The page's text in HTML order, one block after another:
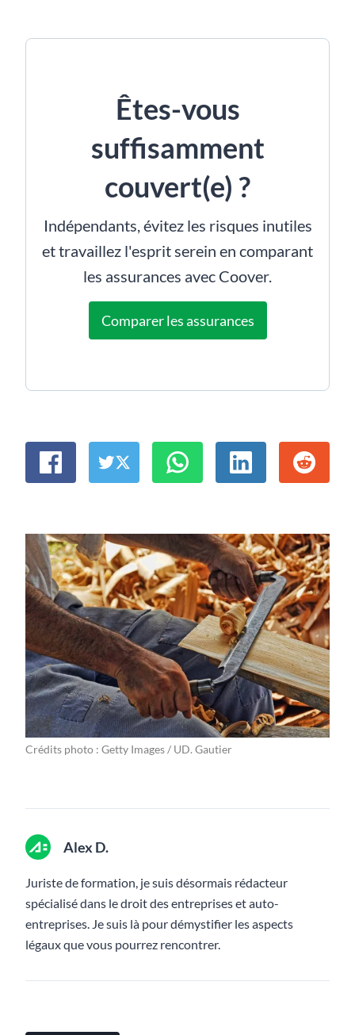
Êtes-vous
suffisamment
couvert(e) ?
Indépendants, évitez les risques inutiles
et travaillez l'esprit serein en comparant
les assurances avec Coover.
Comparer les assurances
Crédits photo : Getty Images / UD. Gautier
Alex D.
Juriste de formation, je suis désormais rédacteur
spécialisé dans le droit des entreprises et auto-
entreprises. Je suis là pour démystifier les aspects
légaux que vous pourrez rencontrer.